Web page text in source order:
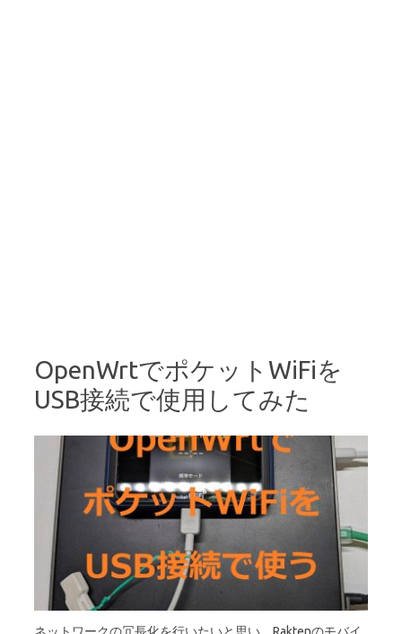
OpenWrtでポケットWiFiを
USB接続で使用してみた